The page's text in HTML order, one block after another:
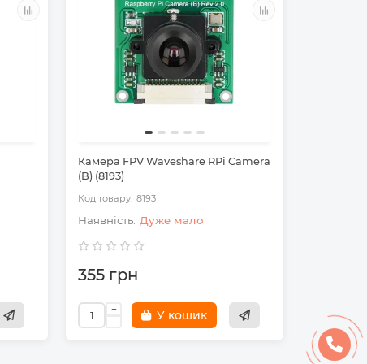
Камера FPV Waveshare RPi Camera
(B) (8193)
8193
Дуже мало
355 грн
У кошик